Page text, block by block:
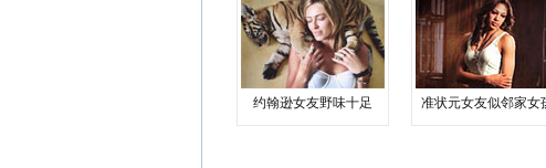
约翰逊女友野味十足 准状元女友似邻家女